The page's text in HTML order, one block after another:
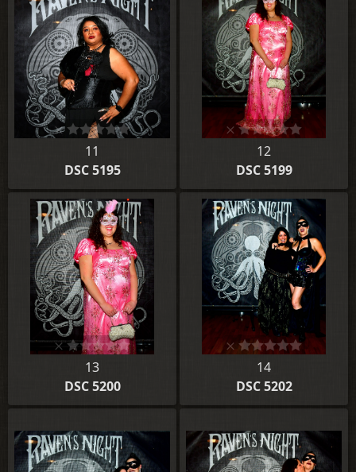
11
DSC 5195
12
DSC 5199
13
DSC 5200
14
DSC 5202